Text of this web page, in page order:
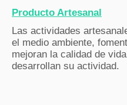
Producto Artesanal
Las actividades
el medio ambiente,
mejoran la calidad de
desarrollan su actividad.